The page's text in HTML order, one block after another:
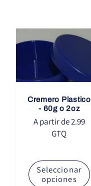
Cremero Plastico
- 60g o 2oz
Precio
habitual
A partir de 2.99
GTQ
Seleccionar
opciones